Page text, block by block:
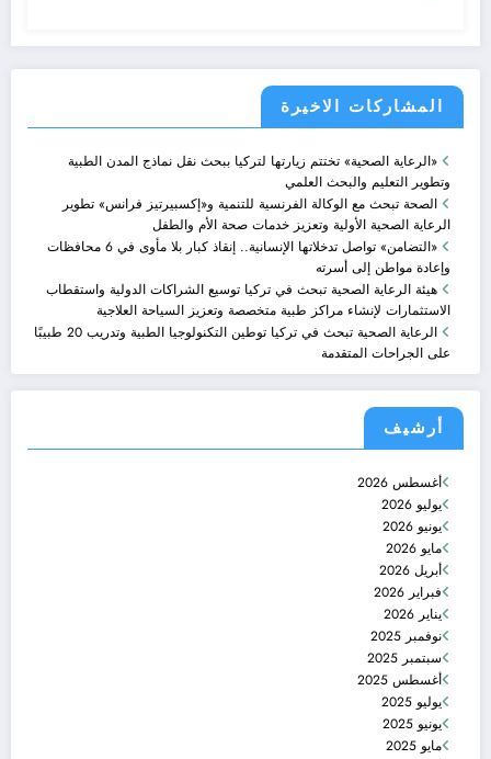
المشاركات الاخيرة
«الرعاية الصحية» تختتم زيارتها لتركيا ببحث نقل نماذج المدن الطبية
وتطوير التعليم والبحث العلمي
الصحة تبحث مع الوكالة الفرنسية للتنمية و«إكسبيرتيز فرانس» تطوير
الرعاية الصحية الأولية وتعزيز خدمات صحة الأم والطفل
«التضامن» تواصل تدخلاتها الإنسانية.. إنقاذ كبار بلا مأوى في 6 محافظات
وإعادة مواطن إلى أسرته
هيئة الرعاية الصحية تبحث في تركيا توسيع الشراكات الدولية واستقطاب
الاستثمارات لإنشاء مراكز طبية متخصصة وتعزيز السياحة العلاجية
الرعاية الصحية تبحث في تركيا توطين التكنولوجيا الطبية وتدريب 20 طبيبًا
على الجراحات المتقدمة
أرشيف
أغسطس 2026
يوليو 2026
يونيو 2026
مايو 2026
أبريل 2026
فبراير 2026
يناير 2026
نوفمبر 2025
سبتمبر 2025
أغسطس 2025
يوليو 2025
يونيو 2025
مايو 2025